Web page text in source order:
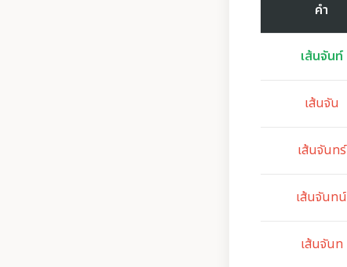
คำ
เส้นจันท์
เส้นจัน
เส้นจันทร์
เส้นจันทน์
เส้นจันท